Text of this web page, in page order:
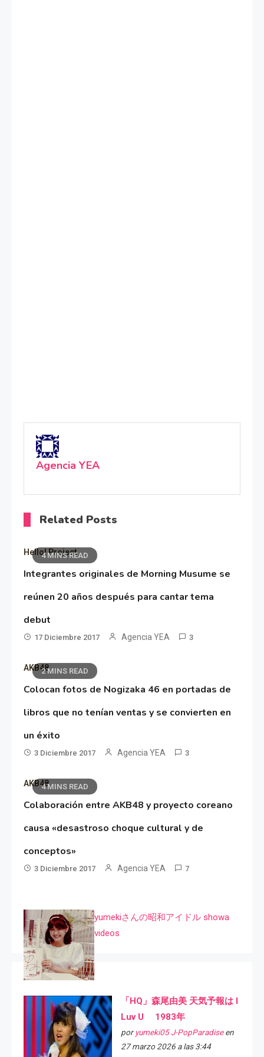
Agencia YEA
Related Posts
4 MINS READ
Hello! Project
Integrantes originales de Morning Musume se
reúnen 20 años después para cantar tema
debut
17 Diciembre 2017 Agencia YEA 3
2 MINS READ
AKB48
Colocan fotos de Nogizaka 46 en portadas de
libros que no tenían ventas y se convierten en
un éxito
3 Diciembre 2017 Agencia YEA 3
4 MINS READ
AKB48
Colaboración entre AKB48 y proyecto coreano
causa «desastroso choque cultural y de
conceptos»
3 Diciembre 2017 Agencia YEA 7
yumekiさんの昭和アイドル showa
videos
「HQ」森尾由美 天気予報は I
Luv U 1983年
por yumeki05 J-PopParadiseen
27 marzo 2026 a las 3:44